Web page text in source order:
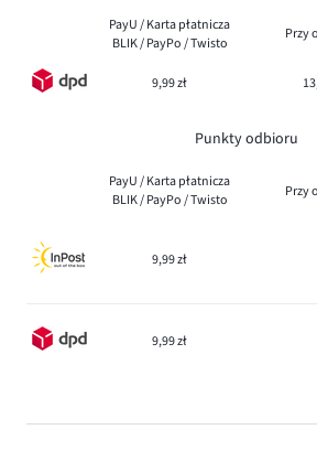
PayU / Karta płatnicza
BLIK / PayPo / Twisto
Przy
9,99 zł
Punkty odbioru
PayU / Karta płatnicza
BLIK / PayPo / Twisto
Przy
9,99 zł
9,99 zł